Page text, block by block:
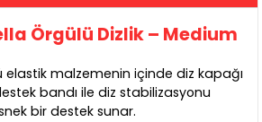
Örgülü Dizlik – Medium
elastik malzemenin içinde diz kapağı
bandı ile diz stabilizasyonu
bir destek sunar.